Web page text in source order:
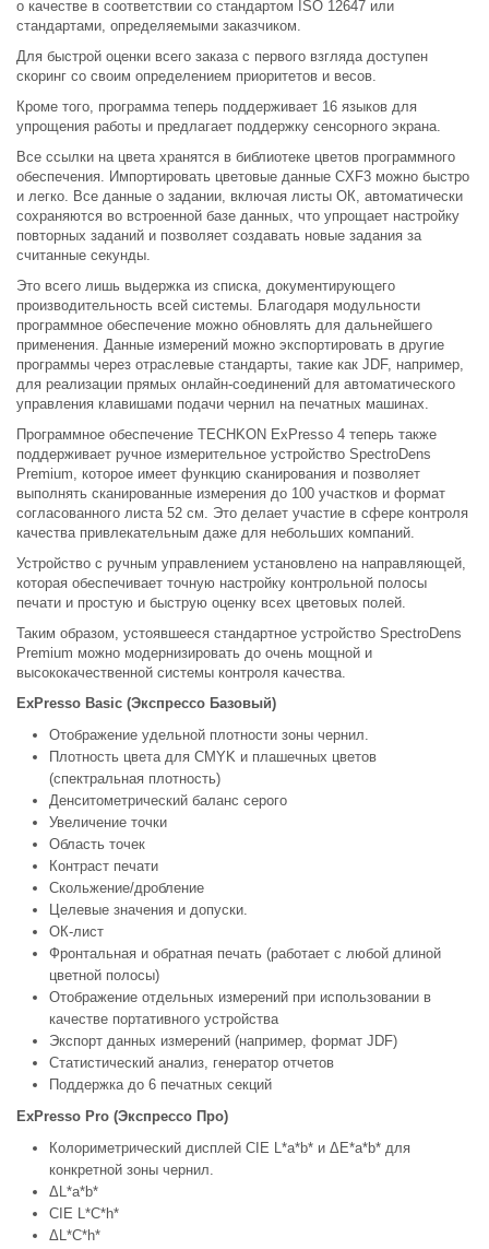
о качестве в соответствии со стандартом ISO 12647 или
стандартами, определяемыми заказчиком.
Для быстрой оценки всего заказа с первого взгляда доступен
скоринг со своим определением приоритетов и весов.
Кроме того, программа теперь поддерживает 16 языков для
упрощения работы и предлагает поддержку сенсорного экрана.
Все ссылки на цвета хранятся в библиотеке цветов программного
обеспечения. Импортировать цветовые данные CXF3 можно быстро
и легко. Все данные о задании, включая листы ОК, автоматически
сохраняются во встроенной базе данных, что упрощает настройку
повторных заданий и позволяет создавать новые задания за
считанные секунды.
Это всего лишь выдержка из списка, документирующего
производительность всей системы. Благодаря модульности
программное обеспечение можно обновлять для дальнейшего
применения. Данные измерений можно экспортировать в другие
программы через отраслевые стандарты, такие как JDF, например,
для реализации прямых онлайн-соединений для автоматического
управления клавишами подачи чернил на печатных машинах.
Программное обеспечение TECHKON ExPresso 4 теперь также
поддерживает ручное измерительное устройство SpectroDens
Premium, которое имеет функцию сканирования и позволяет
выполнять сканированные измерения до 100 участков и формат
согласованного листа 52 см. Это делает участие в сфере контроля
качества привлекательным даже для небольших компаний.
Устройство с ручным управлением установлено на направляющей,
которая обеспечивает точную настройку контрольной полосы
печати и простую и быструю оценку всех цветовых полей.
Таким образом, устоявшееся стандартное устройство SpectroDens
Premium можно модернизировать до очень мощной и
высококачественной системы контроля качества.
ExPresso Basic (Экспрессо Базовый)
Отображение удельной плотности зоны чернил.
Плотность цвета для CMYK и плашечных цветов
(спектральная плотность)
Денситометрический баланс серого
Увеличение точки
Область точек
Контраст печати
Скольжение/дробление
Целевые значения и допуски.
ОК-лист
Фронтальная и обратная печать (работает с любой длиной
цветной полосы)
Отображение отдельных измерений при использовании в
качестве портативного устройства
Экспорт данных измерений (например, формат JDF)
Статистический анализ, генератор отчетов
Поддержка до 6 печатных секций
ExPresso Pro (Экспрессо Про)
Колориметрический дисплей CIE L*a*b* и ΔE*a*b* для
конкретной зоны чернил.
ΔL*a*b*
CIE L*C*h*
ΔL*C*h*